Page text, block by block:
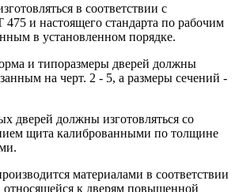
в соответствии с
и настоящего стандарта по рабочим
в установленном порядке.
и типоразмеры дверей должны
на черт. 2 - 5, а размеры сечений -
дверей должны изготовляться со
щита калиброванными по толщине
материалами в соответствии
к дверям повышенной